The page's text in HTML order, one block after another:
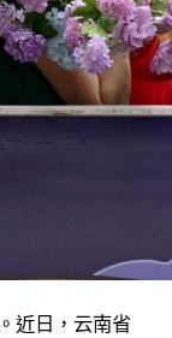
近日，云南省